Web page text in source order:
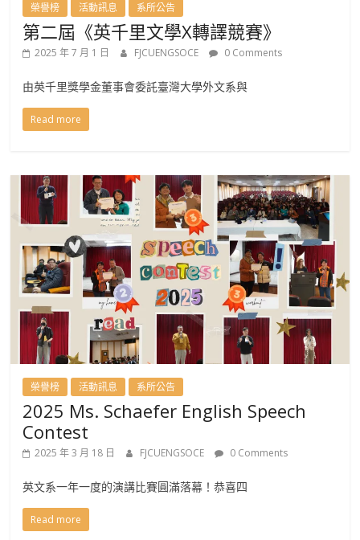
榮譽榜 活動訊息 系所公告
第二屆《英千里文學X轉譯競賽》
2025 年 7 月 1 日 FJCUENGSOCE 0 Comments
由英千里獎學金董事會委託臺灣大學外文系與
Read more
榮譽榜 活動訊息 系所公告
2025 Ms. Schaefer English Speech
Contest
2025 年 3 月 18 日 FJCUENGSOCE 0 Comments
英文系一年一度的演講比賽圓滿落幕！恭喜四
Read more